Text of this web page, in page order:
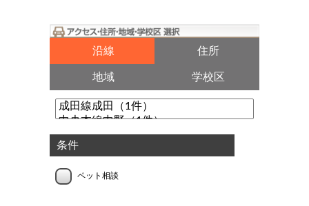
沿線 住所
地域 学校区
条件
ペット相談